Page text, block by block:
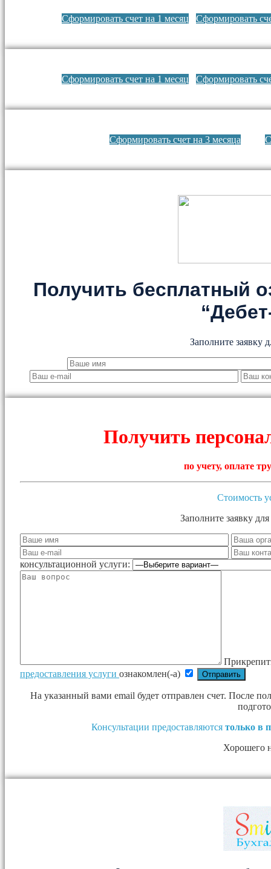
Сформировать счет на 1 месяц Сформировать
Сформировать счет на 1 месяц Сформировать
Сформировать счет на 3 месяца
Получить бесплатный
Заполните заявку
Получить
по учету, оплате
Стоимость
Заполните заявку
консультационной услуги:
предоставления услуги ознакомлен(-а)
На указанный вами email будет отправлен счет. После
Консультации предоставляются только в
Хорошего